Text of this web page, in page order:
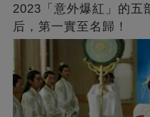
2023「意外爆紅」的五
后，第一實至名歸！